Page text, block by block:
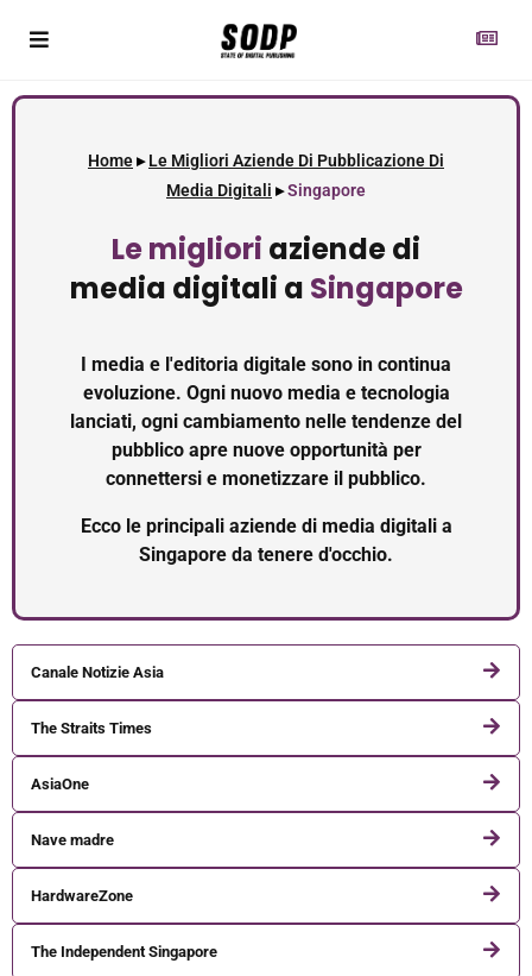
Home▸Le Migliori Aziende Di Pubblicazione Di
Media Digitali ▸Singapore
Le migliori aziende di
media digitali a Singapore
I media e l'editoria digitale sono in continua
evoluzione. Ogni nuovo media e tecnologia
lanciati, ogni cambiamento nelle tendenze del
pubblico apre nuove opportunità per
connettersi e monetizzare il pubblico.
Ecco le principali aziende di media digitali a
Singapore da tenere d'occhio.
Canale Notizie Asia
The Straits Times
AsiaOne
Nave madre
HardwareZone
The Independent Singapore